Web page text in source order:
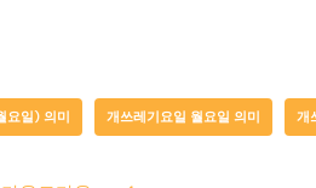
요일) 의미 개쓰레기요일 월요일 의미 개